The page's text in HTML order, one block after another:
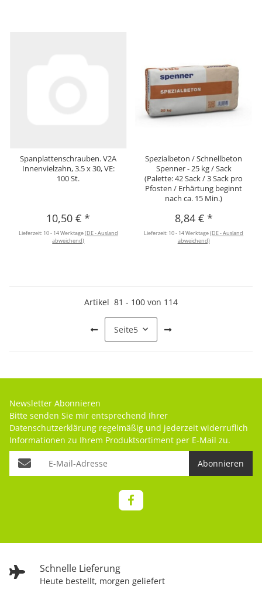
Spanplattenschrauben. V2A
Innenvielzahn, 3.5 x 30, VE:
100 St.
10,50 €*
Lieferzeit: 10 - 14 Werktage(DE - Ausland
abweichend)
Spezialbeton / Schnellbeton
Spenner - 25 kg / Sack
(Palette: 42 Sack / 3 Sack pro
Pfosten / Erhärtung beginnt
nach ca. 15 Min.)
8,84 € *
Lieferzeit: 10 - 14 Werktage(DE - Ausland
abweichend)
Artikel 81 - 100 von 114
Seite5
Schnelle Lieferung
Heute bestellt, morgen geliefert
Newsletter Abonnieren
Bitte senden Sie mir entsprechend Ihrer
Datenschutzerklärung regelmäßig und jederzeit widerruflich
Informationen zu Ihrem Produktsortiment per E-Mail zu.
Abonnieren